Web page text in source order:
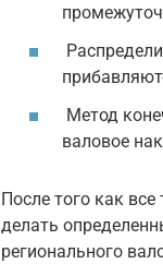
Метод
валовое
После того как
делать
регионального